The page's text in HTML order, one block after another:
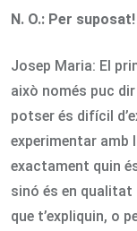
N. O.: Per suposat!
Josep Maria: El
això només puc
potser és difícil
experimentar amb
exactament quin
sinó és en qualitat
que t’expliquin, o